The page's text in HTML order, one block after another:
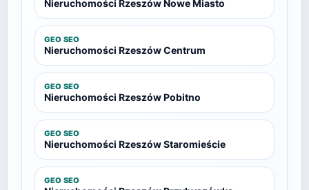
Nieruchomości Rzeszów Nowe Miasto
GEO SEO
Nieruchomości Rzeszów Centrum
GEO SEO
Nieruchomości Rzeszów Pobitno
GEO SEO
Nieruchomości Rzeszów Staromieście
GEO SEO